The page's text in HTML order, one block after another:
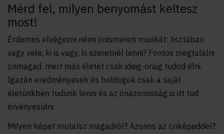
Mérd fel, milyen benyomást keltesz
most!
Érdemes elvégezni némi önismereti munkát: tisztában
vagy vele, ki is vagy, ki szeretnél lenni? Fontos megtalálni
önmagad, mert más életét csak ideig-óráig tudod élni.
Igazán eredményesek és boldogok csak a saját
életünkben tudunk lenni és az önazonosság is itt tud
érvényesülni.
Milyen képet mutatsz magadról? Azonos az önképeddel?